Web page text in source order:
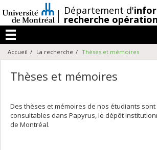
au
contenu
/Département d'
recherche
Menu
Accueil La recherche Thèses et mémoires
Thèses et mémoires
Des thèses et mémoires de nos étudiants
consultables dans Papyrus, le dépôt
de Montréal.